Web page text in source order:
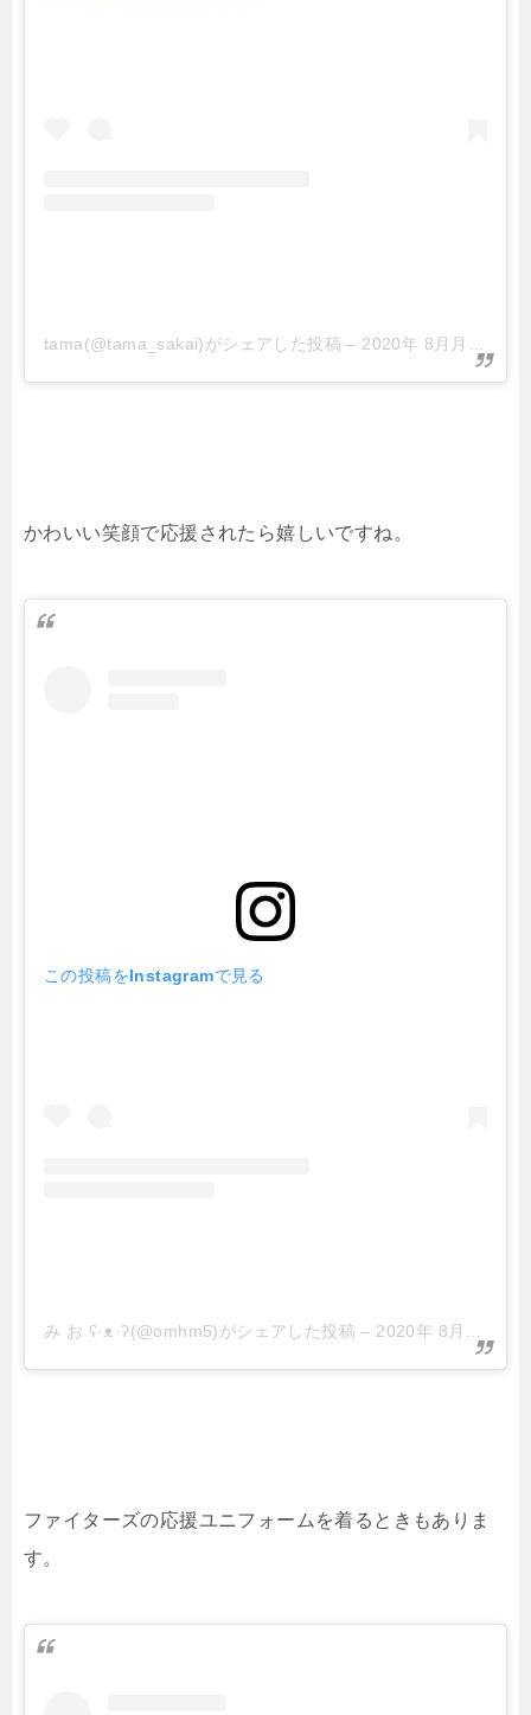
tama(@tama_sakai)がシェアした投稿 – 2020年 8月月2日午前4時49分PDT
かわいい笑顔で応援されたら嬉しいですね。
この投稿をInstagramで見る
み お ʕ·ᴥ·ʔ(@omhm5)がシェアした投稿 – 2020年 8月月1日午前8時21分PDT
ファイターズの応援ユニフォームを着るときもありま
す。